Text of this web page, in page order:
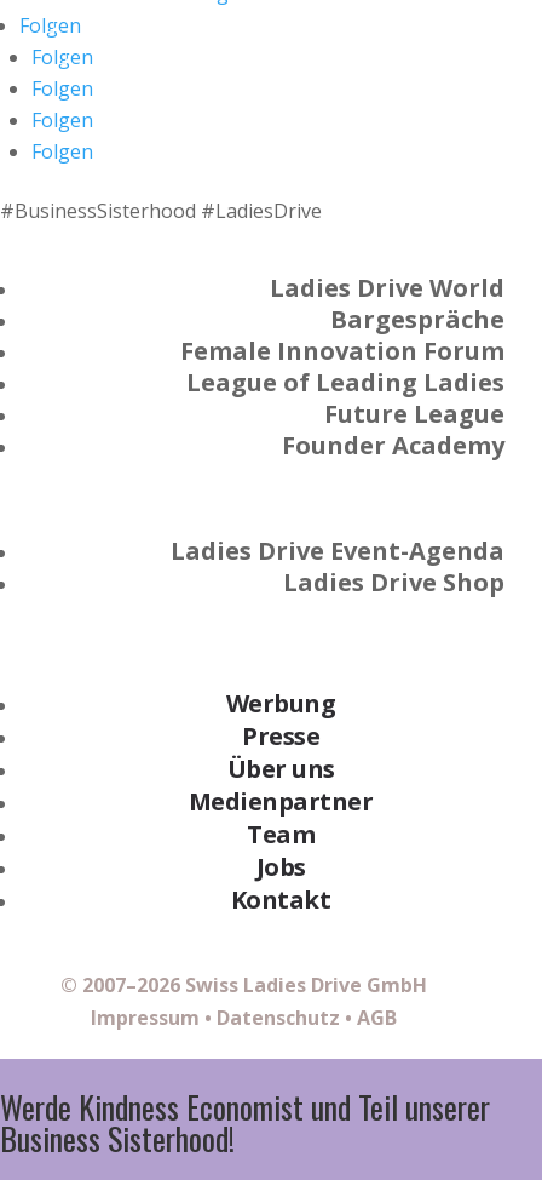
Folgen
Folgen
Folgen
Folgen
Folgen
#BusinessSisterhood #LadiesDrive
Ladies Drive World
Bargespräche
Female Innovation Forum
League of Leading Ladies
Future League
Founder Academy
Ladies Drive Event-Agenda
Ladies Drive Shop
Werbung
Presse
Über uns
Medienpartner
Team
Jobs
Kontakt
© 2007–2026 Swiss Ladies Drive GmbH
Impressum • Datenschutz •AGB
Werde Kindness Economist und Teil unserer
Business Sisterhood!